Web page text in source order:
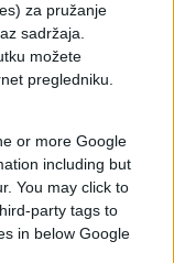
za pružanje
sadržaja.
možete
pregledniku.
or more Google
including but
You may click to
party tags to
in below Google